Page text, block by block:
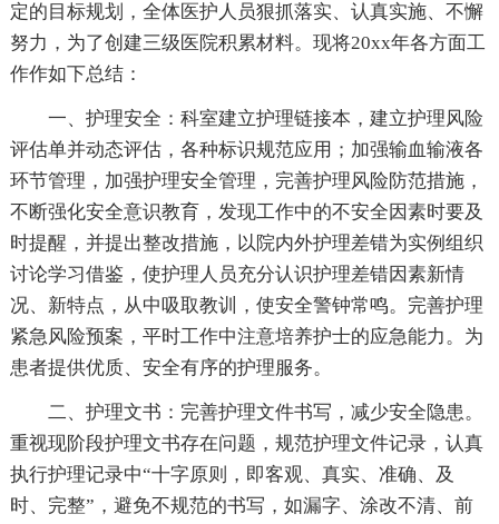
定的目标规划，全体医护人员狠抓落实、认真实施、不懈
努力，为了创建三级医院积累材料。现将20xx年各方面工
作作如下总结：
一、护理安全：科室建立护理链接本，建立护理风险
评估单并动态评估，各种标识规范应用；加强输血输液各
环节管理，加强护理安全管理，完善护理风险防范措施，
不断强化安全意识教育，发现工作中的不安全因素时要及
时提醒，并提出整改措施，以院内外护理差错为实例组织
讨论学习借鉴，使护理人员充分认识护理差错因素新情
况、新特点，从中吸取教训，使安全警钟常鸣。完善护理
紧急风险预案，平时工作中注意培养护士的应急能力。为
患者提供优质、安全有序的护理服务。
二、护理文书：完善护理文件书写，减少安全隐患。
重视现阶段护理文书存在问题，规范护理文件记录，认真
执行护理记录中“十字原则，即客观、真实、准确、及
时、完整”，避免不规范的书写，如漏字、涂改不清、前